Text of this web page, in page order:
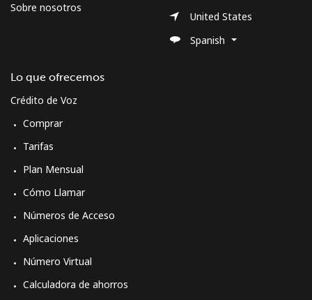
Sobre nosotros
Lo que ofrecemos
Crédito de Voz
Comprar
Tarifas
Plan Mensual
Cómo Llamar
Números de Acceso
Aplicaciones
Número Virtual
Calculadora de ahorros
United States
Spanish